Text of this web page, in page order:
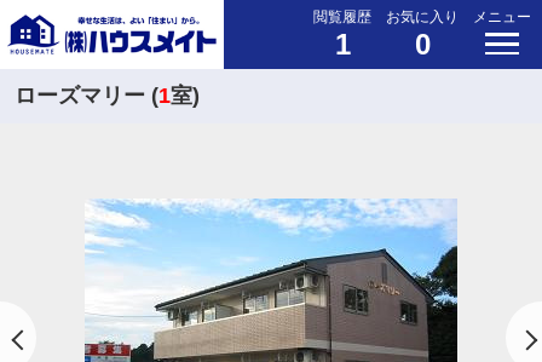
閲覧履歴
1
お気に入り
0
メニュー
ローズマリー (1室)